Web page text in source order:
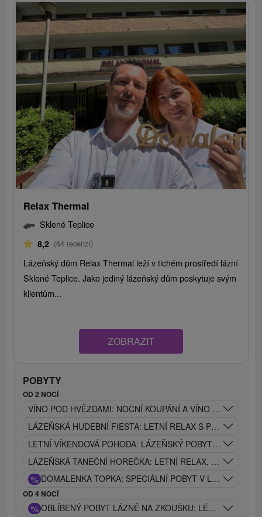
Relax Thermal
Sklené Teplice
8,2 (64 recenzí)
Lázeňský dům Relax Thermal leží v tichém prostředí lázní
Sklené Teplice. Jako jediný lázeňský dům poskytuje svým
klientům...
ZOBRAZIT
POBYTY
OD 2 NOCÍ
VÍNO POD HVĚZDAMI: NOČNÍ KOUPÁNÍ A VÍNO POD
LÁZEŇSKÁ HUDEBNÍ FIESTA: LETNÍ RELAX S
LETNÍ VÍKENDOVÁ POHODA: LÁZEŇSKÝ POBYT S
LÁZEŇSKÁ TANEČNÍ HOREČKA: LETNÍ RELAX, LÉČIVÉ
% DOMALENKA TOPKA: SPECIÁLNÍ POBYT V LÁZNÍCH V
OD 4 NOCÍ
% OBLÍBENÝ POBYT LÁZNĚ NA ZKOUŠKU: LÉČEBNÝ